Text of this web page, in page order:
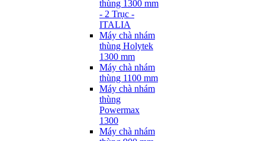
thùng 1300 mm
- 2 Trục -
ITALIA
Máy chà nhám
thùng Holytek
1300 mm
Máy chà nhám
thùng 1100 mm
Máy chà nhám
thùng
Powermax
1300
Máy chà nhám